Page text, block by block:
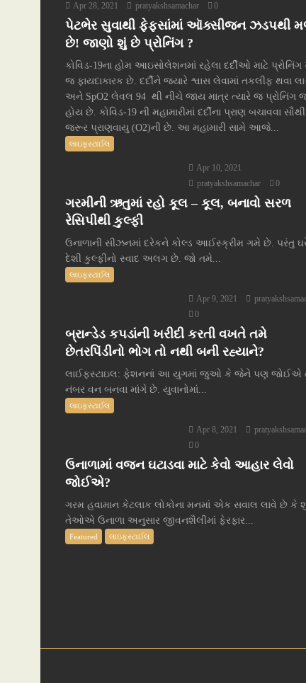
Apr 28, 2021 pratyakshsamachar 0
પેટભેર સુવાથી ફેફસાંમાં ઑક્સીજન ઝડપથી
છે! જાણો શું છે પ્રોનિંગ ?
કોવિડ-19ના હોમ આઇસોલેશનમાં રહેલા દર્દીઓ માટે
જ ફાયદાકારક છે. દર્દીને જ્યારે શ્વાસ લેવામાં તકલીફ થવા
અને SpO2 લેવલ 94 થી નીચે જાય માત્ર ત્યારે જ પ્રોનિંગ
હોય છે. કોવિડ-19 ની મહામારીમાં દર્દીના પ્રાણ બચાવવા
જરૂર પ્રાણવાયુ (O2)ની છે. આ મહામારી સામે આજે...
લાઇફસ્ટાઈલ
Apr 10, 2021
pratyakshsamachar
0
ગરમીની ઋતુમાં રહો કૂલ – કૂલ, બનાવો સરળ
રેસિપીથી કુલ્ફી
ઉનાળાની સીઝનમાં દરેકને કોલ્ડ આઈસ્ક્રીમ ગમે છે. પરંતુ
દેશી કુલ્ફીનો સ્વાદ અલગ છે. જો તમે...
લાઇફસ્ટાઈલ
Apr 9, 2021
0
બ્રાન્ડેડ કપડાંની ખરીદી કરતી વખતે તમે
છેતરપિંડીનો ભોગ તો નથી બની રહ્યાને?
લાઈફસ્ટાઇલ: ફેશનનાં આ યુગમાં જુઓ કે જેને પણ જોઈએ
નંબર વન બનવા માંગે છે. યુવાનોમાં...
લાઇફસ્ટાઈલ
Apr 8, 2021
0
ઉનાળામાં વજન ઘટાડવા માટે કેવો આહાર લેવો
જોઈએ?
ગરમ હવામાન કેટલાક લોકોના મનમાં એક સવાલ લાવે છે કે
તેઓએ ઉનાળા અનુસાર જીવનશૈલીમાં ફેરફાર...
Featured લાઇફસ્ટાઈલ